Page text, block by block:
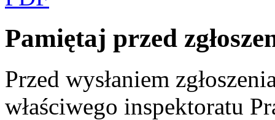
Pamiętaj przed
Przed wysłaniem
właściwego inspektoratu